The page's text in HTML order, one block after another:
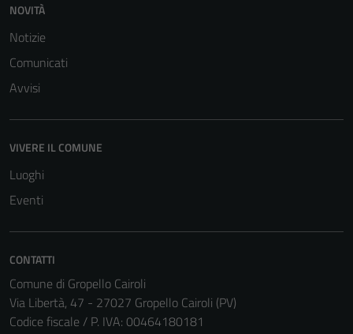
NOVITÀ
Notizie
Comunicati
Avvisi
VIVERE IL COMUNE
Luoghi
Eventi
CONTATTI
Comune di Gropello Cairoli
Via Libertà, 47 - 27027 Gropello Cairoli (PV)
Codice fiscale / P. IVA: 00464180181